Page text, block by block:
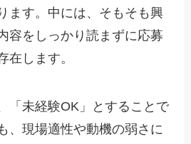
ます。中には、そもそも興
容をしっかり読まずに応募
在します。
「未経験OK」とすることで
、現場適性や動機の弱さに